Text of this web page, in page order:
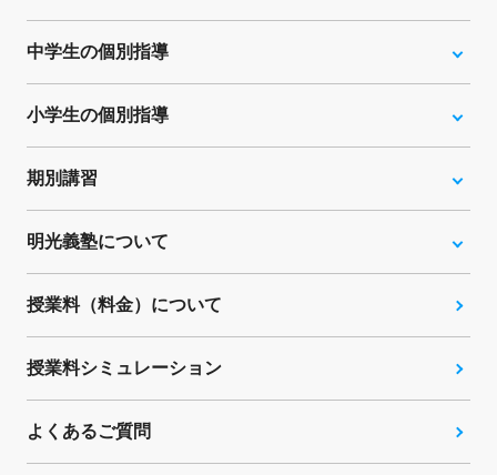
中学生の個別指導
小学生の個別指導
期別講習
明光義塾について
授業料（料金）について
授業料シミュレーション
よくあるご質問